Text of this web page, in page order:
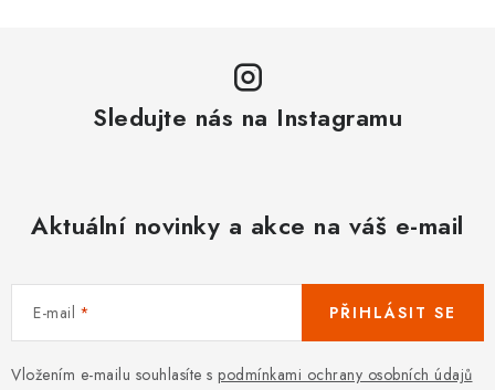
Sledujte nás na Instagramu
Aktuální novinky a akce na váš e-mail
E-mail
Vložením e-mailu souhlasíte s podmínkami ochrany osobních údajů
PŘIHLÁSIT SE